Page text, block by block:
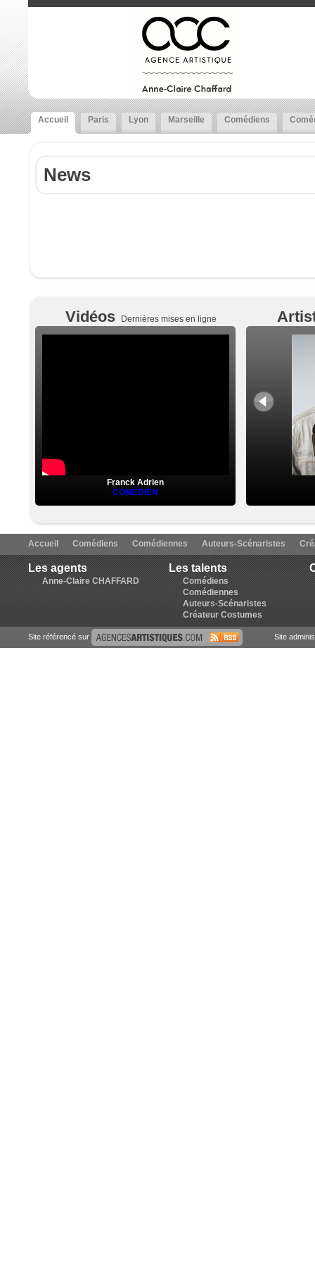
Accueil Paris Lyon Marseille Comédiens
News
Vidéos Dernières mises en ligne
Franck Adrien
COMÉDIEN
Accueil Comédiens Comédiennes Auteurs-Scénaristes
Les agents
Anne-Claire CHAFFARD
Les talents
Comédiens
Comédiennes
Auteurs-Scénaristes
Créateur Costumes
Site référencé sur Site